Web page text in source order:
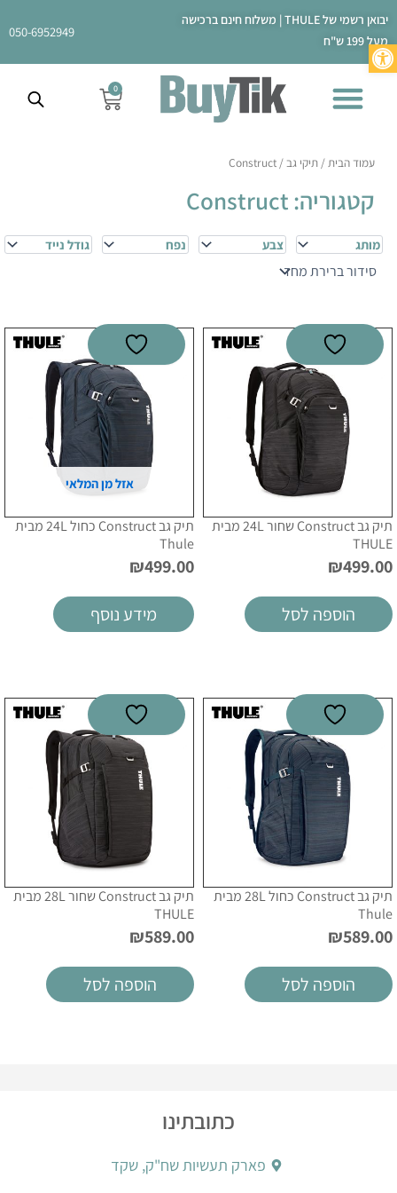
פתח סרגל נגישות
יבואן רשמי של THULE | משלוח חינם ברכישה
מעל 199 ש"ח
050-6952949
0
עגלת
קניות
עמוד הבית / תיקי גב / Construct
קטגוריה: Construct
מותג צבע נפח גודל נייד
תיק גב Construct שחור 24L מבית
THULE
₪499.00
הוספה לסל
אזל מן המלאי
תיק גב Construct כחול 24L מבית
Thule
₪499.00
מידע נוסף
תיק גב Construct כחול 28L מבית
Thule
₪589.00
הוספה לסל
תיק גב Construct שחור 28L מבית
THULE
₪589.00
הוספה לסל
כתובתינו
פארק תעשיות שח"ק, שקד